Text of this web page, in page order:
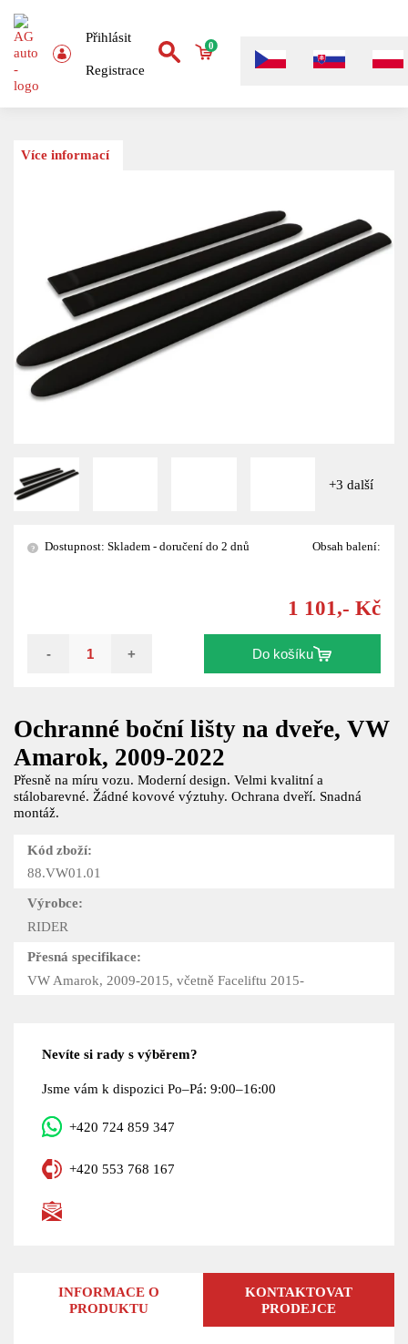
Přihlásit
Registrace
0
Více informací
+3 další
Ochranné boční lišty na dveře, VW
Amarok, 2009-2022
Přesně na míru vozu. Moderní design. Velmi kvalitní a
stálobarevné. Žádné kovové výztuhy. Ochrana dveří. Snadná
montáž.
Kód zboží:
88.VW01.01
Výrobce:
RIDER
Přesná specifikace:
VW Amarok, 2009-2015, včetně Faceliftu 2015-
? Dostupnost: Skladem - doručení do 2 dnů Obsah balení:
1 101,- Kč
- + Do košíku
Nevíte si rady s výběrem?
Jsme vám k dispozici Po–Pá: 9:00–16:00
+420 724 859 347
+420 553 768 167
INFORMACE O
PRODUKTU
KONTAKTOVAT
PRODEJCE